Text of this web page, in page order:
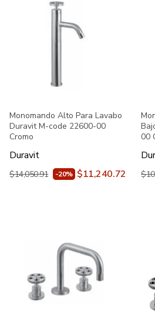
Monomando Alto Para Lavabo
Duravit M-code 22600-00
Cromo
Duravit
$14,050.91 -20% $11,240.72
00